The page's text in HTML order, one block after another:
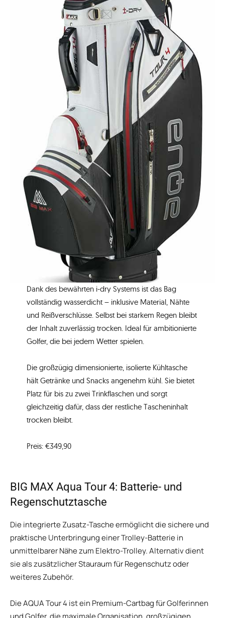
Dank des bewährten i-dry Systems ist das Bag
vollständig wasserdicht – inklusive Material, Nähte
und Reißverschlüsse. Selbst bei starkem Regen bleibt
der Inhalt zuverlässig trocken. Ideal für ambitionierte
Golfer, die bei jedem Wetter spielen.
Die großzügig dimensionierte, isolierte Kühltasche
hält Getränke und Snacks angenehm kühl. Sie bietet
Platz für bis zu zwei Trinkflaschen und sorgt
gleichzeitig dafür, dass der restliche Tascheninhalt
trocken bleibt.
Preis: €349,90
BIG MAX Aqua Tour 4: Batterie- und
Regenschutztasche
Die integrierte Zusatz-Tasche ermöglicht die sichere und
praktische Unterbringung einer Trolley-Batterie in
unmittelbarer Nähe zum Elektro-Trolley. Alternativ dient
sie als zusätzlicher Stauraum für Regenschutz oder
weiteres Zubehör.
Die AQUA Tour 4 ist ein Premium-Cartbag für Golferinnen